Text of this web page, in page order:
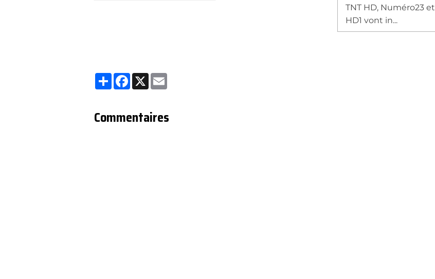
TNT HD, Numéro23 et
HD1 vont in...
Partager
Facebook
X
Commentaires